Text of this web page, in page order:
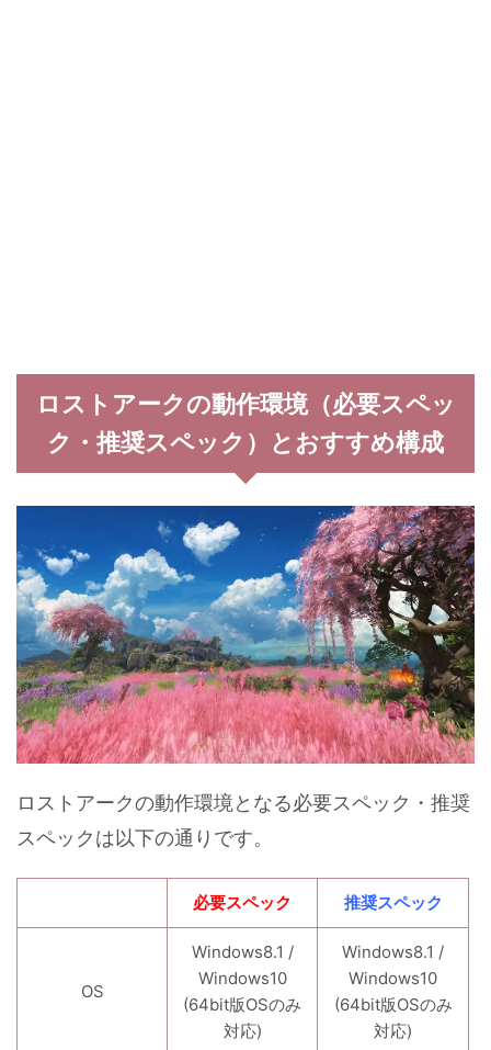
ロストアークの動作環境（必要スペッ
ク・推奨スペック）とおすすめ構成
ロストアークの動作環境となる必要スペック・推奨
スペックは以下の通りです。
必要スペック 推奨スペック
OS
Windows8.1 /
Windows10
(64bit版OSのみ
対応)
Windows8.1 /
Windows10
(64bit版OSのみ
対応)